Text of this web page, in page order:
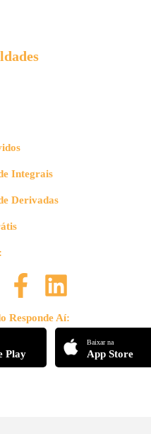
Integrais
Derivadas
Responde Aí:
Play
Baixar na
App Store